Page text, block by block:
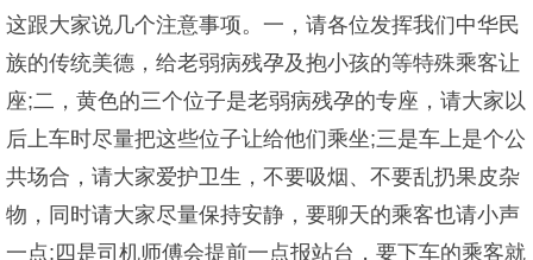
这跟大家说几个注意事项。一，请各位发挥我们中华民
族的传统美德，给老弱病残孕及抱小孩的等特殊乘客让
座;二，黄色的三个位子是老弱病残孕的专座，请大家以
后上车时尽量把这些位子让给他们乘坐;三是车上是个公
共场合，请大家爱护卫生，不要吸烟、不要乱扔果皮杂
物，同时请大家尽量保持安静，要聊天的乘客也请小声
一点;四是司机师傅会提前一点报站台，要下车的乘客就